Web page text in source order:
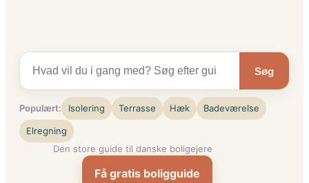
Søg
Populært: Isolering Terrasse Hæk Badeværelse
Elregning
Den store guide til danske boligejere
Få gratis boligguide